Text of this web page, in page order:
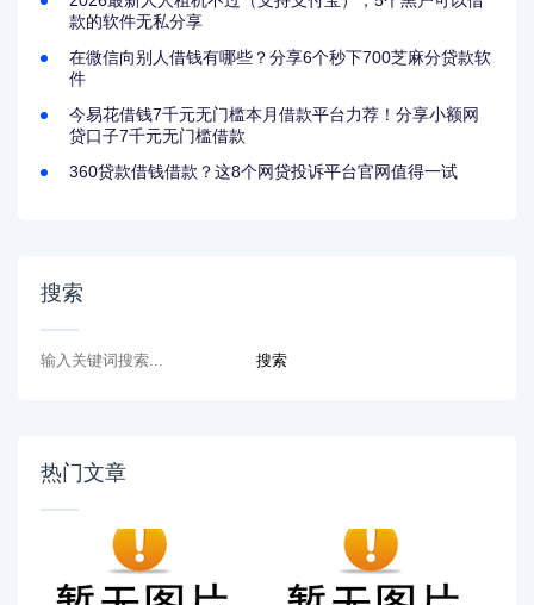
款的软件无私分享
在微信向别人借钱有哪些？分享6个秒下700芝麻分贷款软
件
今易花借钱7千元无门槛本月借款平台力荐！分享小额网
贷口子7千元无门槛借款
360贷款借钱借款？这8个网贷投诉平台官网值得一试
搜索
热门文章